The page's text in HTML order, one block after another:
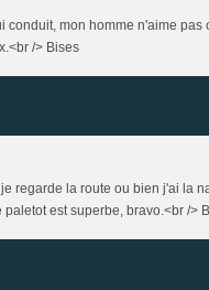
mon homme n'aime
/> Bises
regarde la route ou bien j'ai la
est superbe, bravo.<br />